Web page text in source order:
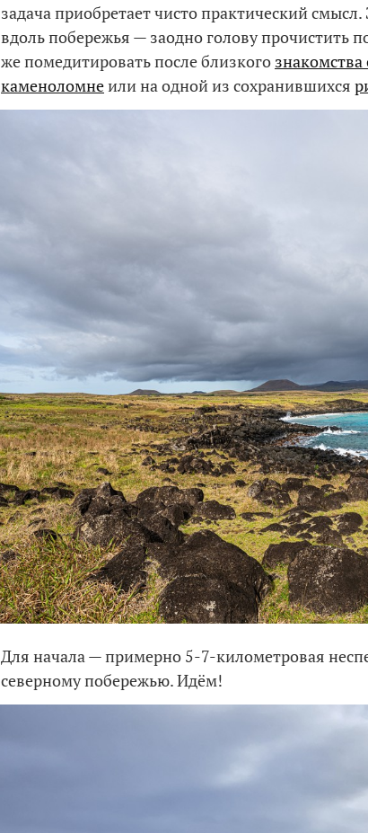
задача приобретает чисто практический смысл.
вдоль побережья — заодно голову прочистить
же помедитировать после близкого
каменоломнеили на одной из сохранившихся
Для начала — примерно 5-7-километровая
северному побережью. Идём!